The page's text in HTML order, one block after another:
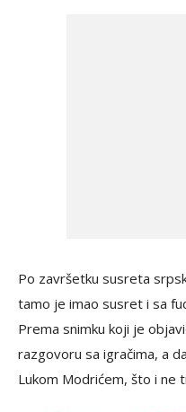
Po završetku susreta
tamo je imao susret i sa
Prema snimku koji je
razgovoru sa igračima, a
Lukom Modrićem, što i ne